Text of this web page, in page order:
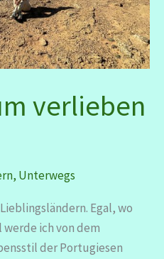
verlieben
, Unterwegs
Egal, wo
werde ich von dem
der Portugiesen